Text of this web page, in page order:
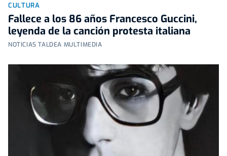
CULTURA
Fallece a los 86 años Francesco Guccini,
leyenda de la canción protesta italiana
NOTICIAS TALDEA MULTIMEDIA